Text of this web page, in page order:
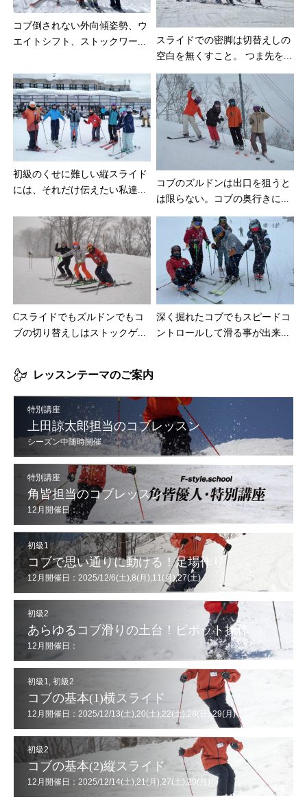
コブ倒されない外向傾姿勢、ウ
エイトシフト、ストックワー...
スライドでの密脚は切替えしの
空白を無くすこと。 つま先を...
初級のくせに難しい縦スライド
には、それだけ伝えたい私達...
コブのズルドンは出口を狙うと
は限らない。コブの奥行きに...
Cスライドでもズルドンでもコ
ブの切り替えしはストックゲ...
深く掘れたコブでもスピードコ
ントロールして滑る事が出来...
レッスンテーマのご案内
特別講座
上田諒太郎担当のコブレッスン
シーズン中随時開催
特別講座
角皆担当のコブレッスン
12月開催日：
12/6(土),7(日),13(土),14(日),20(土),21(日),30(火),31(水)
初級1
コブで思い通りに動ける！足場作り
12月開催日：2025/12/6(土),8(月),11(月),27(土)
初級2
あらゆるコブ滑りの土台！ピボット操作
12月開催日：
2025/12/7(日),12(金),20(土),21(日),26(金),29(月),30(火)
初級1, 初級2
コブの基本(1)横スライド
12月開催日：2025/12/13(土),20(土),22(土),28(日),29(月)
初級2
コブの基本(2)縦スライド
12月開催日：2025/12/14(土),21(月),27(土),29(月)